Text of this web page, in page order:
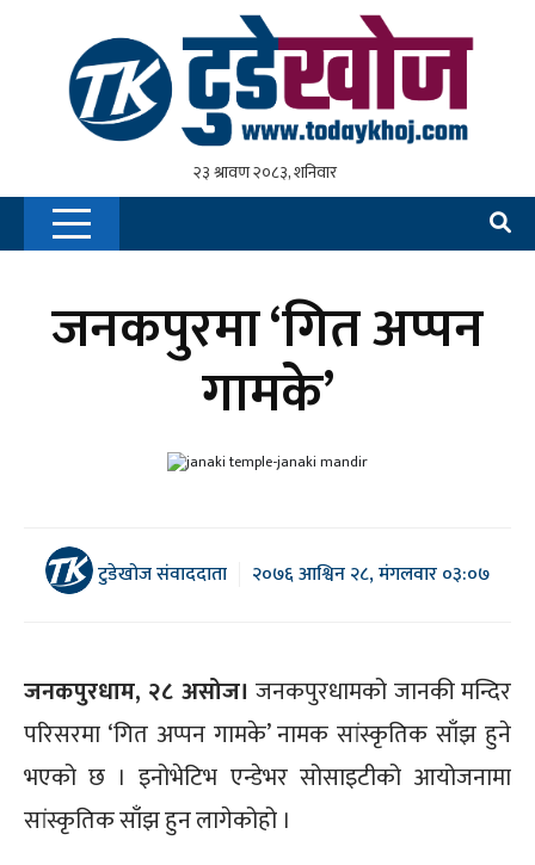
जनकपुरमा ‘गित अप्पन
गामके’
टुडेखोज संवाददाता २०७६ आश्विन २८, मंगलवार ०३:०७
जनकपुरधाम, २८ असोज। जनकपुरधामको जानकी मन्दिर
परिसरमा ‘गित अप्पन गामके’ नामक सांस्कृतिक साँझ हुने
भएको छ । इनोभेटिभ एन्डेभर सोसाइटीको आयोजनामा
सांस्कृतिक साँझ हुन लागेकोहो ।